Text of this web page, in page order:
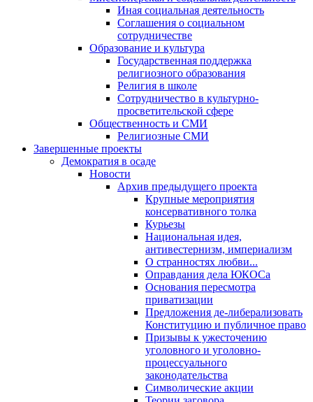
Иная социальная деятельность
Соглашения о социальном
сотрудничестве
Образование и культура
Государственная поддержка
религиозного образования
Религия в школе
Сотрудничество в культурно-
просветительской сфере
Общественность и СМИ
Религиозные СМИ
Завершенные проекты
Демократия в осаде
Новости
Архив предыдущего проекта
Крупные мероприятия
консервативного толка
Курьезы
Национальная идея,
антивестернизм, империализм
О странностях любви...
Оправдания дела ЮКОСа
Основания пересмотра
приватизации
Предложения де-либерализовать
Конституцию и публичное право
Призывы к ужесточению
уголовного и уголовно-
процессуального
законодательства
Символические акции